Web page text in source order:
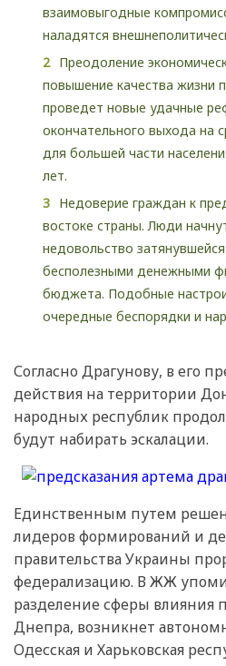
взаимовыгодные
наладятся
Преодоление
повышение качества жизни
проведет новые удачные
окончательного выхода на
для большей части
лет.
Недоверие граждан к
востоке страны. Люди
недовольство
бесполезными денежными
бюджета. Подобные
очередные беспорядки и
Согласно Драгунову, в его
действия на территории
народных республик
будут набирать эскалации.
Единственным путем
лидеров формирований и
правительства Украины
федерализацию. В ЖЖ
разделение сферы влияния
Днепра, возникнет
Одесская и Харьковская